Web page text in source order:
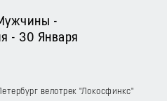
-
- 30 Января
велотрек "Локосфинкс"